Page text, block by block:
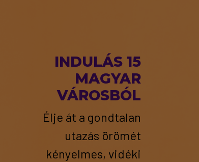
INDULÁS 15
MAGYAR
VÁROSBÓL
Élje át a gondtalan
utazás örömét
kényelmes, vidéki